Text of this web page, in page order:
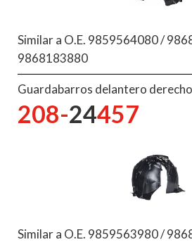
Similar a O.E. 9859564080 /
9868183880
Guardabarros delantero
208-24457
Similar a O.E. 9859563980 /